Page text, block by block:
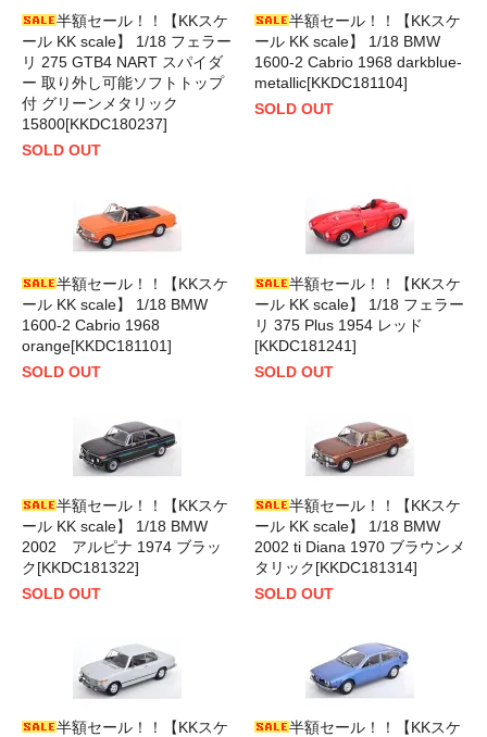
半額セール！！【KKスケ
ール KK scale】 1/18 フェラー
リ 275 GTB4 NART スパイダ
ー 取り外し可能ソフトトップ
付 グリーンメタリック
15800[KKDC180237]
SOLD OUT
半額セール！！【KKスケ
ール KK scale】 1/18 BMW
1600-2 Cabrio 1968 darkblue-
metallic[KKDC181104]
SOLD OUT
半額セール！！【KKスケ
ール KK scale】 1/18 BMW
1600-2 Cabrio 1968
orange[KKDC181101]
SOLD OUT
半額セール！！【KKスケ
ール KK scale】 1/18 フェラー
リ 375 Plus 1954 レッド
[KKDC181241]
SOLD OUT
半額セール！！【KKスケ
ール KK scale】 1/18 BMW
2002 アルピナ 1974 ブラッ
ク[KKDC181322]
SOLD OUT
半額セール！！【KKスケ
ール KK scale】 1/18 BMW
2002 ti Diana 1970 ブラウンメ
タリック[KKDC181314]
SOLD OUT
半額セール！！【KKスケ
半額セール！！【KKスケ